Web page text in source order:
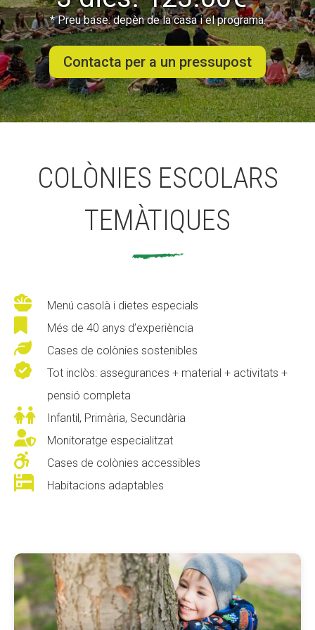
* Preu base: depèn de la casa i el programa.
Contacta per a un pressupost
COLÒNIES ESCOLARS
TEMÀTIQUES
 Menú casolà i dietes especials
 Més de 40 anys d’experiència
 Cases de colònies sostenibles

Tot inclòs: assegurances + material + activitats +
pensió completa
 Infantil, Primària, Secundària
 Monitoratge especialitzat
 Cases de colònies accessibles
 Habitacions adaptables
ACCIÓ SOCIAL I JOVES
ESPLAIS
SUPORT TERCER SECTOR
CONEIX FUNDESPLAI
La Fundació
Missió i valors
Els comptes clars
Memòria d'activitats
Notícies
Butlletins